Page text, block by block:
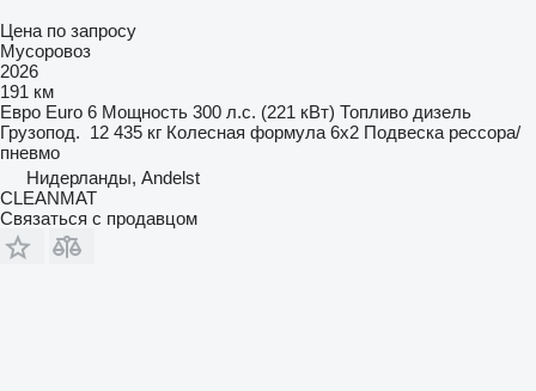
Цена по запросу
Мусоровоз
2026
191 км
Евро Euro 6 Мощность 300 л.с. (221 кВт) Топливо дизель
Грузопод. 12 435 кг Колесная формула 6x2 Подвеска рессора/
пневмо
Нидерланды, Andelst
CLEANMAT
Связаться с продавцом